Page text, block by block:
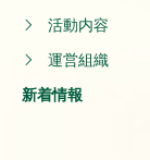
活動内容
運営組織
新着情報